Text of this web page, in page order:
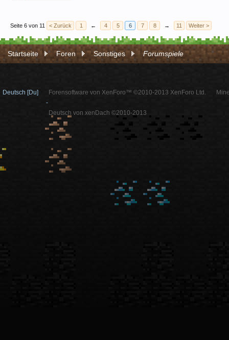
Seite 6 von 11 < Zurück 1 ← 4 5 6 7 8 → 11 Weiter >
Startseite Foren Sonstiges Forumspiele
Deutsch [Du]
Forensoftware von XenForo™ ©2010-2013 XenForo Ltd.
-
Deutsch von xenDach ©2010-2013